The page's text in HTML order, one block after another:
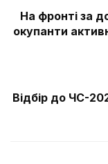
На фронті за
окупанти
Відбір до ЧС-